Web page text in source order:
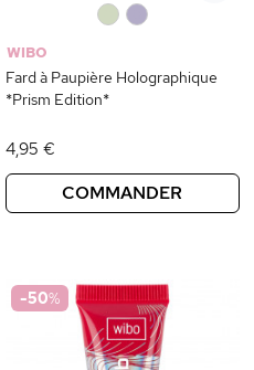
WIBO
Fard à Paupière Holographique
*Prism Edition*
4,95 €
COMMANDER
-50%